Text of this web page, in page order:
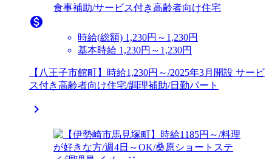
食事補助/サービス付き高齢者向け住宅

時給(総額) 1,230円～1,230円
基本時給 1,230円～1,230円
【八王子市館町】時給1,230円～/2025年3月開設 サービ
ス付き高齢者向け住宅/調理補助/日勤パート
